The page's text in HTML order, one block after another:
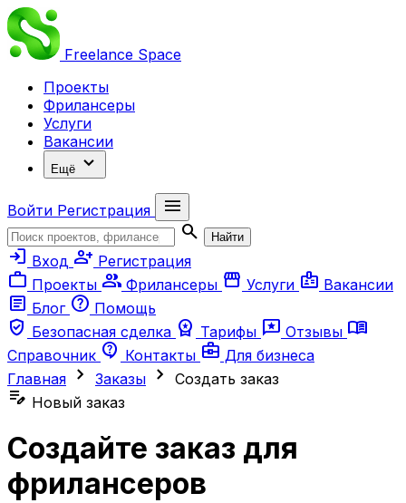
Freelance Space
Проекты
Фрилансеры
Услуги
Вакансии
Ещё expand_more
Войти Регистрация
menu
search
Найти
login Вход person_add Регистрация
work Проекты group Фрилансеры storefront Услуги badge Вакансии
article Блог help Помощь
verified_user Безопасная сделка workspace_premium Тарифы reviews Отзывы menu_book
Справочник contact_support Контакты business_center Для бизнеса
Главная chevron_right Заказы chevron_right Создать заказ
edit_note Новый заказ
Создайте заказ для
фрилансеров